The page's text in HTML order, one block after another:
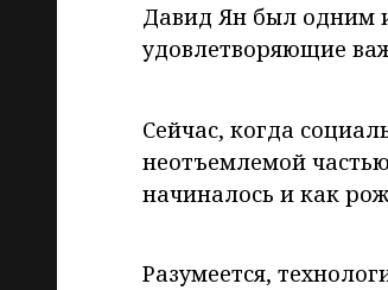
Давид Ян был одним
удовлетворяющие
Сейчас, когда
неотъемлемой
начиналось и как
Разумеется,